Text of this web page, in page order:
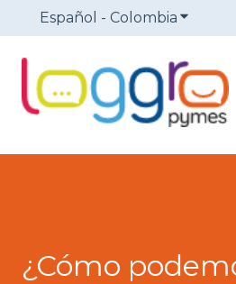
Español - Colombia
¿Cómo